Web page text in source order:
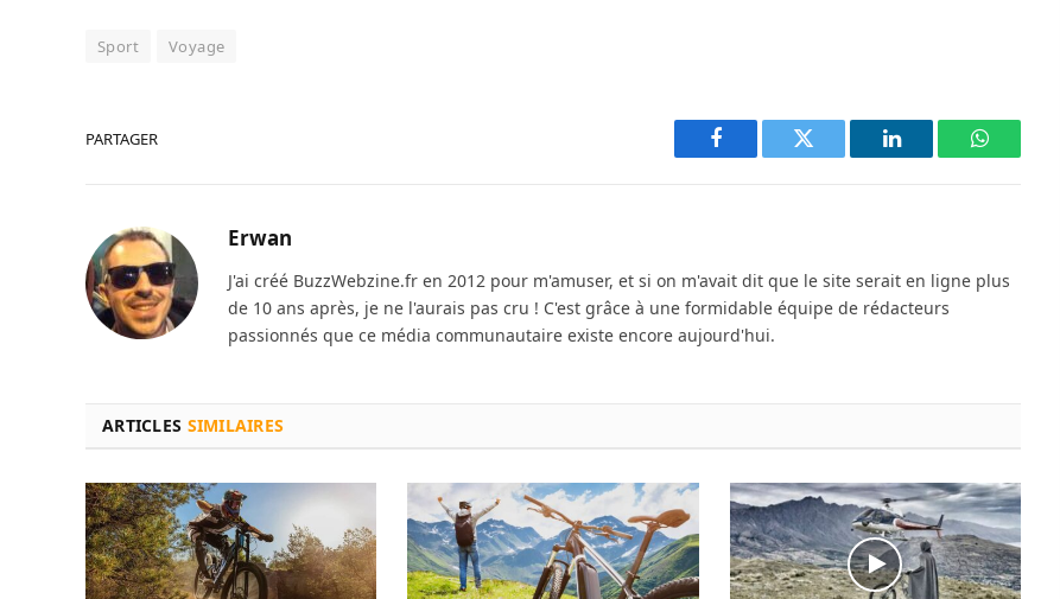
Sport Voyage
PARTAGER
Facebook Twitter LinkedIn WhatsApp
Erwan
J'ai créé BuzzWebzine.fr en 2012 pour m'amuser, et si on m'avait dit que le site serait en ligne plus
de 10 ans après, je ne l'aurais pas cru ! C'est grâce à une formidable équipe de rédacteurs
passionnés que ce média communautaire existe encore aujourd'hui.
ARTICLES SIMILAIRES